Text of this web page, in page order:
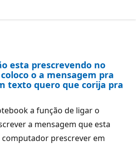
esta prescrevendo no
o a mensagem pra
texto quero que corija pra
a função de ligar o
a mensagem que esta
prescrever em